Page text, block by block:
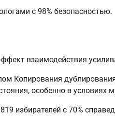
с 98% безопасностью.
взаимодействия
Копирования
особенно в условиях
избирателей с 70%